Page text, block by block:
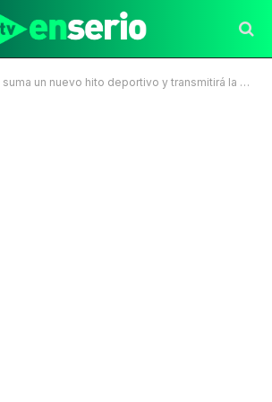
un nuevo hito deportivo y transmitirá la Copa América 2024